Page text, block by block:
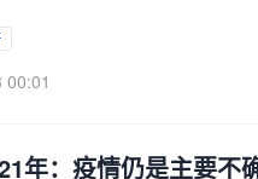
年：疫情仍是主要不